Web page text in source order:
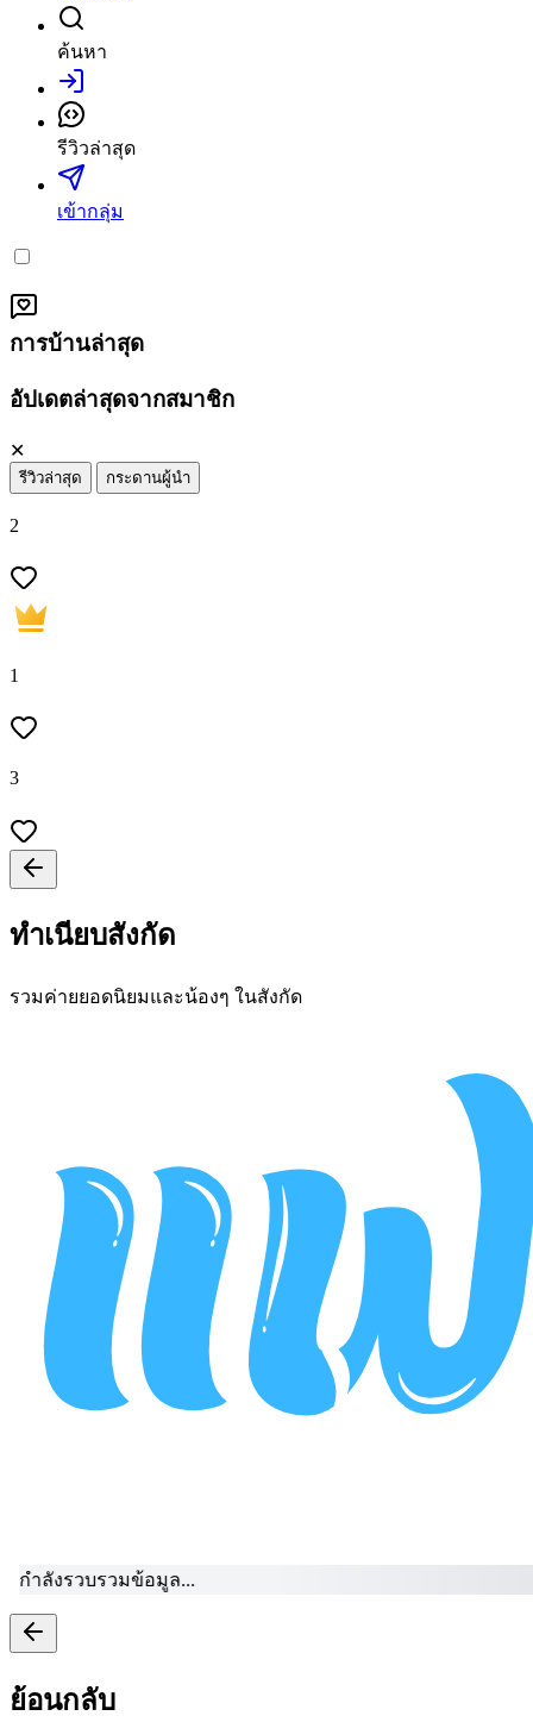
ค้นหา
เข้าสู่ระบบ
รีวิวล่าสุด
เข้ากลุ่ม
การบ้านล่าสุด
อัปเดตล่าสุดจากสมาชิก
✕
รีวิวล่าสุด กระดานผู้นำ
2
1
3
ทำเนียบสังกัด
รวมค่ายยอดนิยมและน้องๆ ในสังกัด
ย้อนกลับ